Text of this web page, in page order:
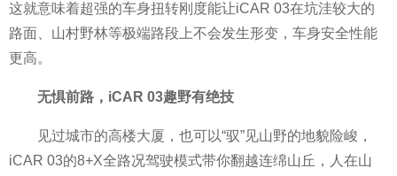
这就意味着超强的车身扭转刚度能让iCAR 03在坑洼较大的
路面、山村野林等极端路段上不会发生形变，车身安全性能
更高。
无惧前路， iCAR 03趣野有绝技
见过城市的高楼大厦，也可以“驭”见山野的地貌险峻，
iCAR 03的8+X全路况驾驶模式带你翻越连绵山丘，人在山